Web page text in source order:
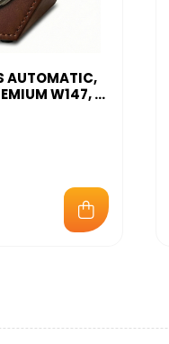
AUTOMATIC,
W147, 1
LA